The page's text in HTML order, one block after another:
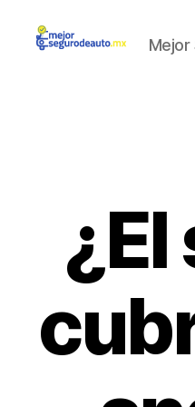
Mejor